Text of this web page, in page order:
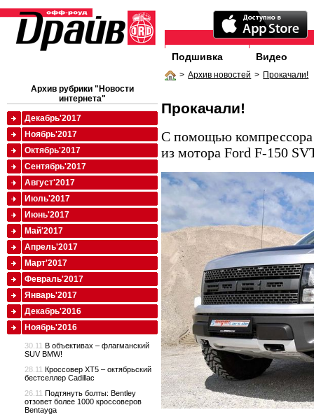
Подшивка Видео
> Архив новостей > Прокачали!
Прокачали!
С помощью компрессора
из мотора Ford F-150
Архив рубрики "Новости
интернета"
Декабрь'2017
Ноябрь'2017
Октябрь'2017
Сентябрь'2017
Август'2017
Июль'2017
Июнь'2017
Май'2017
Апрель'2017
Март'2017
Февраль'2017
Январь'2017
Декабрь'2016
Ноябрь'2016
30.11 В объективах – флагманский
SUV BMW!
28.11 Кроссовер XT5 – октябрьский
бестселлер Cadillac
26.11 Подтянуть болты: Bentley
отзовет более 1000 кроссоверов
Bentayga